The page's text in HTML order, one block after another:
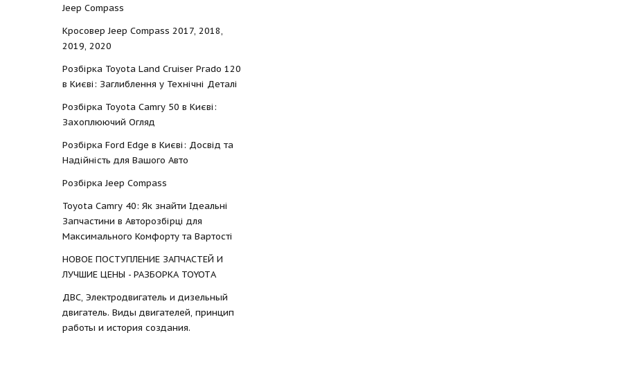
Jeep Compass
Кросовер Jeep Compass 2017, 2018,
2019, 2020
Розбірка Toyota Land Cruiser Prado 120
в Києві: Заглиблення у Технічні Деталі
Розбірка Toyota Camry 50 в Києві:
Захоплюючий Огляд
Розбірка Ford Edge в Києві: Досвід та
Надійність для Вашого Авто
Розбірка Jeep Compass
Toyota Camry 40: Як знайти Ідеальні
Запчастини в Авторозбірці для
Максимального Комфорту та Вартості
НОВОЕ ПОСТУПЛЕНИЕ ЗАПЧАСТЕЙ И
ЛУЧШИЕ ЦЕНЫ - РАЗБОРКА TOYOTА
ДВС, Электродвигатель и дизельный
двигатель. Виды двигателей, принцип
работы и история создания.